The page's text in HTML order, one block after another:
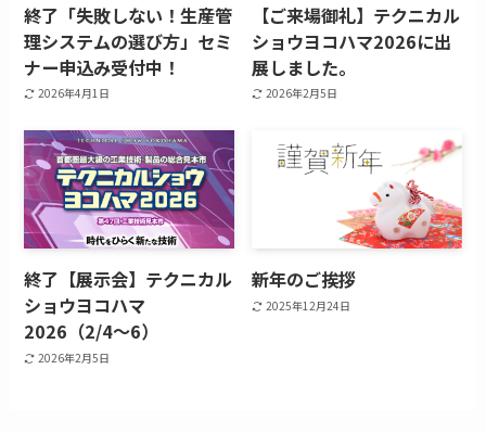
終了「失敗しない！生産管
理システムの選び方」セミ
ナー申込み受付中！
2026年4月1日
【ご来場御礼】テクニカル
ショウヨコハマ2026に出
展しました。
2026年2月5日
終了【展示会】テクニカル
ショウヨコハマ
2026（2/4～6）
2026年2月5日
新年のご挨拶
2025年12月24日